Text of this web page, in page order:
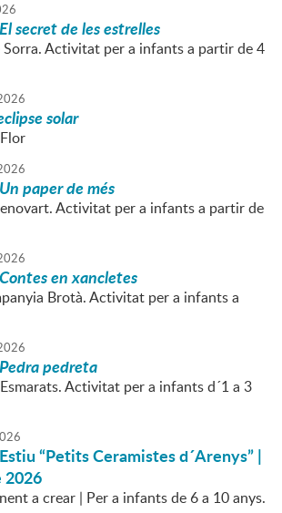
El secret de les estrelles
Sorra. Activitat per a infants a partir de 4
solar
Un paper de més
Activitat per a infants a partir de
Contes en xancletes
Brotà. Activitat per a infants a
Pedra pedreta
Activitat per a infants d´1 a 3
“Petits Ceramistes d´Arenys” |
2026
a crear | Per a infants de 6 a 10 anys.